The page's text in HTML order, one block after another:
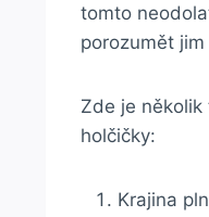
tomto
porozumět
Zde ‌je
holčičky:
Krajina